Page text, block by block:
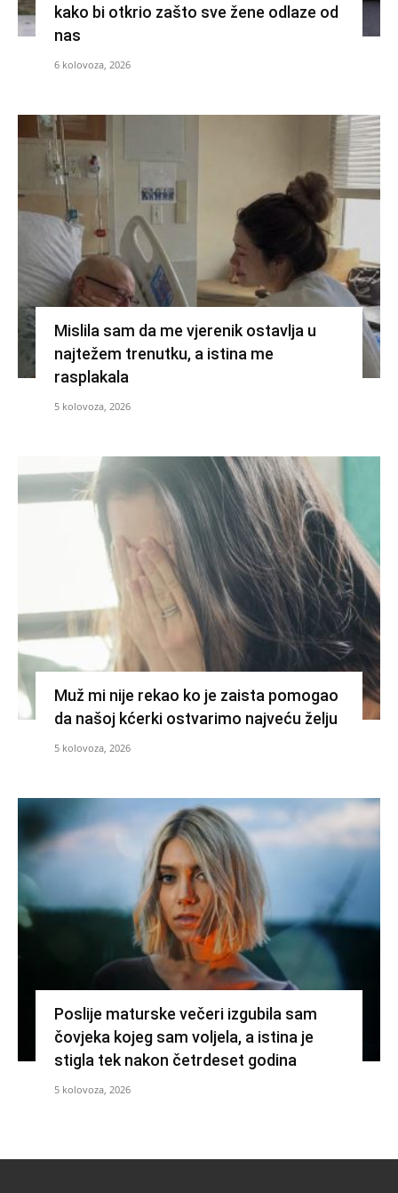
kako bi otkrio zašto sve žene odlaze od
nas
6 kolovoza, 2026
Mislila sam da me vjerenik ostavlja u
najtežem trenutku, a istina me
rasplakala
5 kolovoza, 2026
Muž mi nije rekao ko je zaista pomogao
da našoj kćerki ostvarimo najveću želju
5 kolovoza, 2026
Poslije maturske večeri izgubila sam
čovjeka kojeg sam voljela, a istina je
stigla tek nakon četrdeset godina
5 kolovoza, 2026